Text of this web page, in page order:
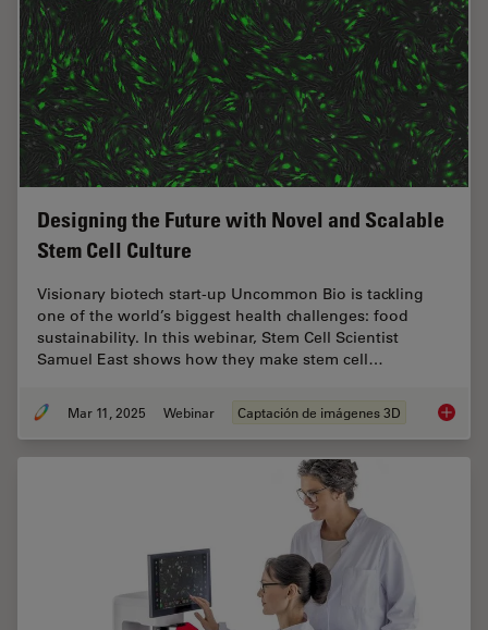
Designing the Future with Novel and Scalable
Stem Cell Culture
Visionary biotech start-up Uncommon Bio is tackling
one of the world’s biggest health challenges: food
sustainability. In this webinar, Stem Cell Scientist
Samuel East shows how they make stem cell…
Mar 11, 2025 Webinar Captación de imágenes 3D